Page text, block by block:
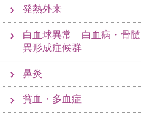
発熱外来
白血球異常 白血病・骨髄
異形成症候群
鼻炎
貧血・多血症